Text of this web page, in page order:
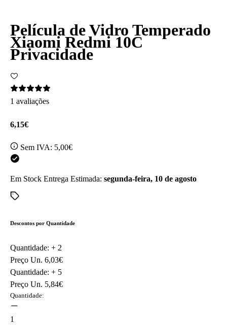
Película de Vidro Temperado
Xiaomi Redmi 10C
Privacidade
1 avaliações
6,15€
Sem IVA: 5,00€
Em Stock Entrega Estimada: segunda-feira, 10 de agosto
Descontos por Quantidade
Quantidade: + 2
Preço Un. 6,03€
Quantidade: + 5
Preço Un. 5,84€
Quantidade:
1